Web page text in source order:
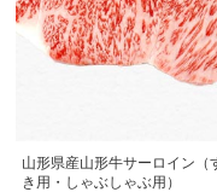
山形県産山形牛サーロイン（
き用・しゃぶしゃぶ用）